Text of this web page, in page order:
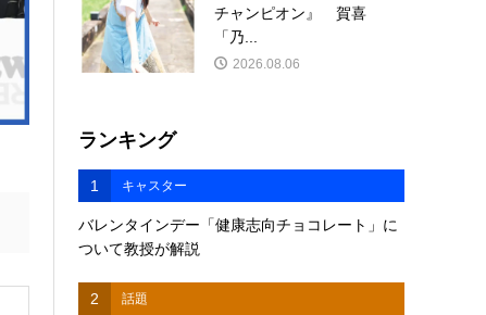
チャンピオン』 賀喜
「乃...
2026.08.06
ランキング
1 キャスター
バレンタインデー「健康志向チョコレート」に
ついて教授が解説
2 話題